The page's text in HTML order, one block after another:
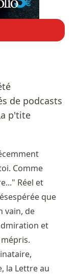
de podcasts
p'tite
Comme
Réel et
que
vain, de
et
la Lettre au